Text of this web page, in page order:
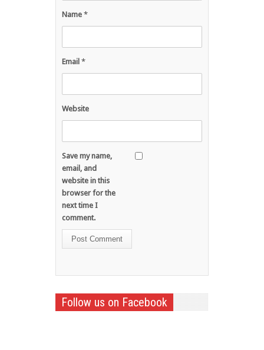
Name *
Email *
Website
Save my name,
email, and
website in this
browser for the
next time I
comment.
Follow us on Facebook